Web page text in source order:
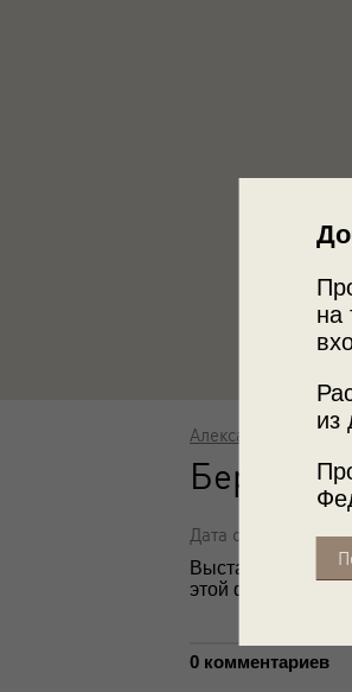
на
из
Александр
Береза
Дата съемки: 1970-
Выставка
этой фотографией.
0 комментариев